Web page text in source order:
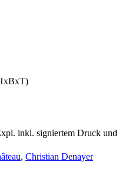
inkl. signiertem Druck und
, Christian Denayer